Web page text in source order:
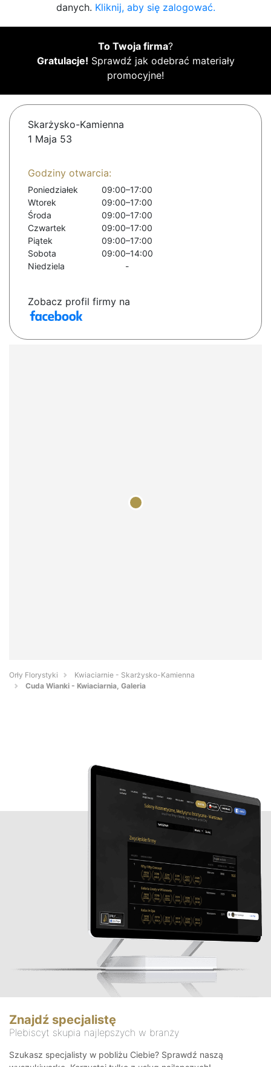
danych. Kliknij, aby się zalogować.
To Twoja firma?
Gratulacje! Sprawdź jak odebrać materiały
promocyjne!
Skarżysko-Kamienna
1 Maja 53
Godziny otwarcia:
Poniedziałek
09:00–17:00
Wtorek
09:00–17:00
Środa
09:00–17:00
Czwartek
09:00–17:00
Piątek
09:00–17:00
Sobota
09:00–14:00
Niedziela
-
Zobacz profil firmy na
Orły Florystyki
Kwiaciarnie - Skarżysko-Kamienna
Cuda Wianki - Kwiaciarnia, Galeria
Znajdź specjalistę
Plebiscyt skupia najlepszych w branży
Szukasz specjalisty w pobliżu Ciebie? Sprawdź naszą